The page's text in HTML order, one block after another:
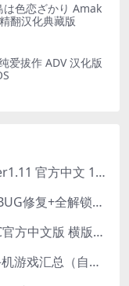
は色恋ざかり Amak
翻汉化典藏版
爱拔作 ADV 汉化版
夏色四叶草(Summer Clover) Ver1.11 官方中文 1+4.35G 全CG 有CV 百度盘版本
特工17双端0.25.7正式版发布！BUG修复+全解锁存档+赞助码合集（安卓/PC/中文/动态）
Alice in Cradle 爱丽丝的摇篮 PC官方中文版 横版动作ACT 手绘幻想风 v0.29g 完整体验版
【必看-可直接安装】本站全部手机游戏汇总（自带修改器MOD）